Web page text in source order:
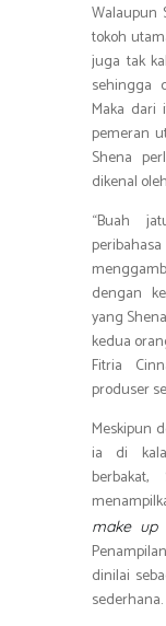
Walaupun
tokoh
juga tak
sehingga
Maka dari
pemeran
Shena
dikenal
“Buah
dengan
yang
kedua
Fitria
produser
Meskipun
ia di
make up
dinilai
sederhana.